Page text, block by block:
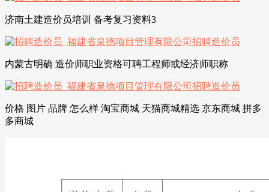
济南土建造价员培训 备考复习资料3
内蒙古明确 造价师职业资格可聘工程师或经济师职称
价格 图片 品牌 怎么样 淘宝商城 天猫商城精选 京东商城 拼多
多商城